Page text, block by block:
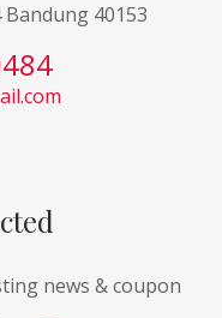
Bandung 40153
news & coupon